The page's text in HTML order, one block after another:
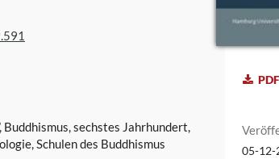
Buddhismus, sechstes Jahrhundert,
Schulen des Buddhismus
05-12-